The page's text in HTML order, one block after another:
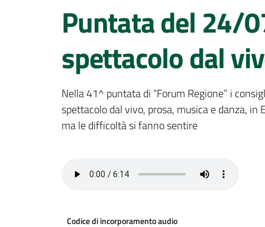
Puntata del 24/
spettacolo dal
Nella 41^ puntata di “Forum Regione” i
spettacolo dal vivo, prosa, musica e danza,
ma le difficoltà si fanno sentire
Codice di incorporamento audio